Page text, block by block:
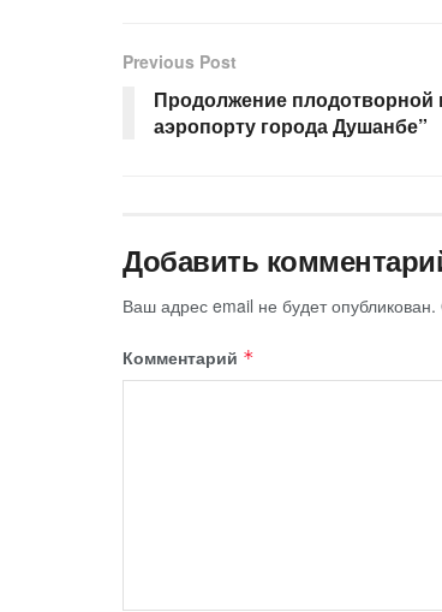
Previous Post
Продолжение плодотворной
аэропорту города Душанбе”
Добавить
Ваш адрес email не будет опубликован.
Комментарий *